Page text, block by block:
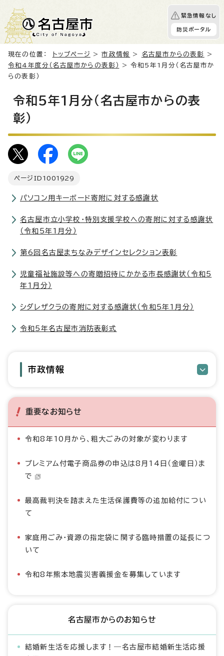
緊急情報なし
防災ポータル
現在の位置： トップページ >市政情報 > 名古屋市からの表彰
>
令和4年度分（名古屋市からの表彰）
> 令和5年1月分（名古屋市か
らの表彰）
令和5年1月分（名古屋市からの表
彰）
ページID 1001929
パソコン用キーボード寄附に対する感謝状
名古屋市立小学校・特別支援学校への寄附に対する感謝状
（令和5年1月分）
第6回名古屋まちなみデザインセレクション表彰
児童福祉施設等への寄贈招待にかかる市長感謝状（令和5
年1月分）
シダレザクラの寄附に対する感謝状（令和5年1月分）
令和5年名古屋市消防表彰式
市政情報
重要なお知らせ
令和8年10月から、粗大ごみの対象が変わります
プレミアム付電子商品券の申込は8月14日（金曜日）ま
で
最高裁判決を踏まえた生活保護費等の追加給付につい
て
家庭用ごみ・資源の指定袋に関する臨時措置の延長につ
いて
令和8年熊本地震災害義援金を募集しています
名古屋市からのお知らせ
結婚新生活を応援します！―名古屋市結婚新生活応援